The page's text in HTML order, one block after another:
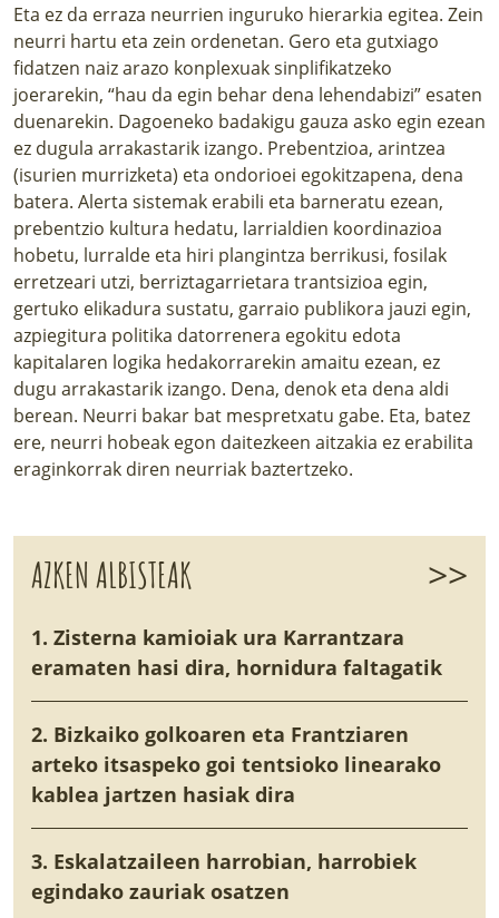
Eta ez da erraza neurrien inguruko hierarkia egitea. Zein
neurri hartu eta zein ordenetan. Gero eta gutxiago
fidatzen naiz arazo konplexuak sinplifikatzeko
joerarekin, “hau da egin behar dena lehendabizi” esaten
duenarekin. Dagoeneko badakigu gauza asko egin ezean
ez dugula arrakastarik izango. Prebentzioa, arintzea
(isurien murrizketa) eta ondorioei egokitzapena, dena
batera. Alerta sistemak erabili eta barneratu ezean,
prebentzio kultura hedatu, larrialdien koordinazioa
hobetu, lurralde eta hiri plangintza berrikusi, fosilak
erretzeari utzi, berriztagarrietara trantsizioa egin,
gertuko elikadura sustatu, garraio publikora jauzi egin,
azpiegitura politika datorrenera egokitu edota
kapitalaren logika hedakorrarekin amaitu ezean, ez
dugu arrakastarik izango. Dena, denok eta dena aldi
berean. Neurri bakar bat mespretxatu gabe. Eta, batez
ere, neurri hobeak egon daitezkeen aitzakia ez erabilita
eraginkorrak diren neurriak baztertzeko.
AZKEN ALBISTEAK >>
1. Zisterna kamioiak ura Karrantzara
eramaten hasi dira, hornidura faltagatik
2. Bizkaiko golkoaren eta Frantziaren
arteko itsaspeko goi tentsioko linearako
kablea jartzen hasiak dira
3. Eskalatzaileen harrobian, harrobiek
egindako zauriak osatzen